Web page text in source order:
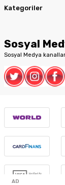
AD
Kategoriler
Sosyal
Sosyal Medya